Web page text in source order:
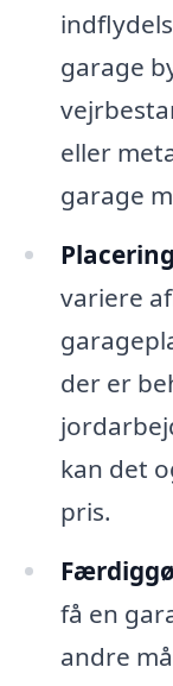
garage
eller
garage
variere
der er
kan det
pris.
få en
andre